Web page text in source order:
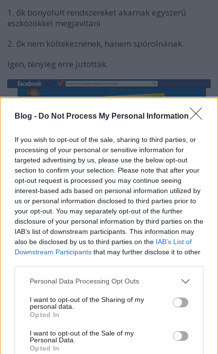
Blog - Do Not Process My Personal Information
If you wish to opt-out of the sale, sharing to third parties, or
processing of your personal or sensitive information for
targeted advertising by us, please use the below opt-out
section to confirm your selection. Please note that after your
opt-out request is processed you may continue seeing
interest-based ads based on personal information utilized by
us or personal information disclosed to third parties prior to
your opt-out. You may separately opt-out of the further
disclosure of your personal information by third parties on the
IAB’s list of downstream participants. This information may
also be disclosed by us to third parties on the IAB’s List of
Downstream Participants that may further disclose it to other
Please note that this website/app uses one or more Google
not limited to your visit or usage behaviour. You may click to
grant or deny consent to Google and its third-party tags to
use your data for below specified purposes in below Google
consent section.
Personal Data Processing Opt Outs
I want to opt-out of the Sharing of my
personal data.
Opted In
I want to opt-out of the Sale of my
Personal Data.
Opted In
1. ők bonyolult rendszereket akarnak egyszerű
eszközökkel megjavítani
2. ők nem költekeznének, hanem spórolnának.
Igen, tényleg erre jutottak.
(Bakró-Nagy Feri találata.)
Címkék:bokros lajos